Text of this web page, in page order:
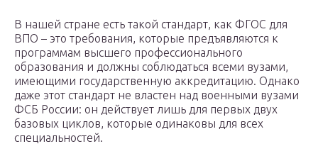
В нашей стране есть такой стандарт, как ФГОС для
ВПО – это требования, которые предъявляются к
программам высшего профессионального
образования и должны соблюдаться всеми вузами,
имеющими государственную аккредитацию. Однако
даже этот стандарт не властен над военными вузами
ФСБ России: он действует лишь для первых двух
базовых циклов, которые одинаковы для всех
специальностей.